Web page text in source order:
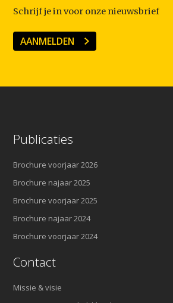
Schrijf je in voor onze nieuwsbrief
AANMELDEN
Publicaties
Brochure voorjaar 2026
Brochure najaar 2025
Brochure voorjaar 2025
Brochure najaar 2024
Brochure voorjaar 2024
Contact
Missie & visie